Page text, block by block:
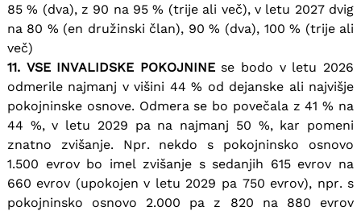
85 % (dva), z 90 na 95 % (trije ali več), v letu 2027 dvig
na 80 % (en družinski član), 90 % (dva), 100 % (trije ali
več)
11. VSE INVALIDSKE POKOJNINEse bodo v letu 2026
odmerile najmanj v višini 44 % od dejanske ali najvišje
pokojninske osnove. Odmera se bo povečala z 41 % na
44 %, v letu 2029 pa na najmanj 50 %, kar pomeni
znatno zvišanje. Npr. nekdo s pokojninsko osnovo
1.500 evrov bo imel zvišanje s sedanjih 615 evrov na
660 evrov (upokojen v letu 2029 pa 750 evrov), npr. s
pokojninsko osnovo 2.000 pa z 820 na 880 evrov